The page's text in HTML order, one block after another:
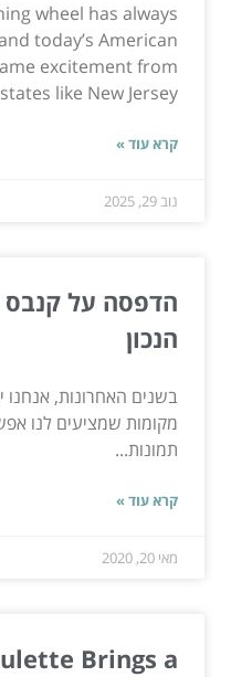
wheel has always
today’s American
excitement from
like New Jersey,...
קרא עוד »
נוב 29, 2025
הדפסה על קנבס
הנכון
בשנים האחרונות, אנחנו
מקומות שמציעים לנו
תמונות...
קרא עוד »
מאי 20, 2020
Brings a